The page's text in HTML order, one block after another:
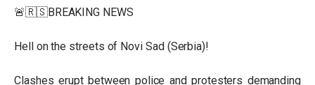
🚨🇷🇸BREAKING NEWS
Hell on the streets of Novi Sad (Serbia)!
Clashes erupt between police and protesters demanding